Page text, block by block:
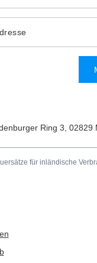
Ring 3 02829
für inländische